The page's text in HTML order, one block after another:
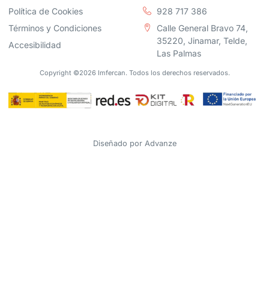
Política de Cookies
Términos y Condiciones
Accesibilidad
928 717 386
Calle General Bravo 74,
35220, Jinamar, Telde,
Las Palmas
Copyright ©2026 Imfercan. Todos los derechos reservados.
Diseñado por Advanze